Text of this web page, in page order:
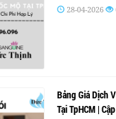
28-04-2026
Bảng Giá Dịch
Tại TpHCM |